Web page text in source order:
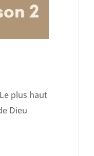
plus haut
Dieu